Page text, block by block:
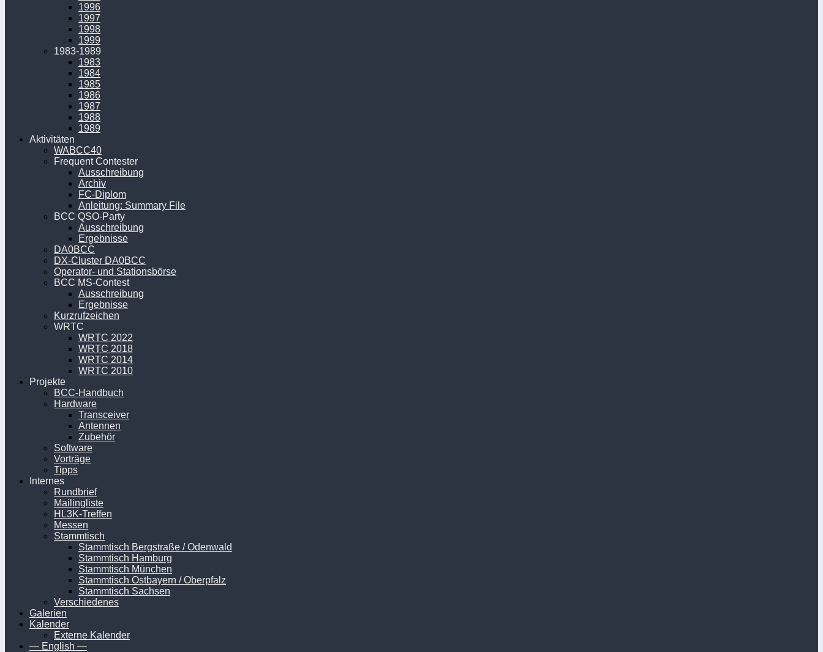
1996
1997
1998
1999
1983-1989
1983
1984
1985
1986
1987
1988
1989
Aktivitäten
WABCC40
Frequent Contester
Ausschreibung
Archiv
FC-Diplom
Anleitung: Summary File
BCC QSO-Party
Ausschreibung
Ergebnisse
DA0BCC
DX-Cluster DA0BCC
Operator- und Stationsbörse
BCC MS-Contest
Ausschreibung
Ergebnisse
Kurzrufzeichen
WRTC
WRTC 2022
WRTC 2018
WRTC 2014
WRTC 2010
Projekte
BCC-Handbuch
Hardware
Transceiver
Antennen
Zubehör
Software
Vorträge
Tipps
Internes
Rundbrief
Mailingliste
HL3K-Treffen
Messen
Stammtisch
Stammtisch Bergstraße / Odenwald
Stammtisch Hamburg
Stammtisch München
Stammtisch Ostbayern / Oberpfalz
Stammtisch Sachsen
Verschiedenes
Galerien
Kalender
Externe Kalender
— English —